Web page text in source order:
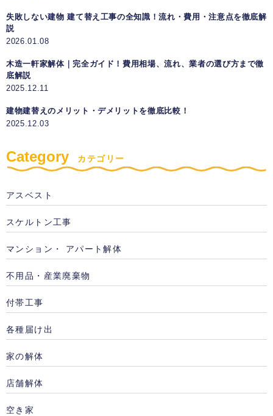
失敗しない建物 建て替え工事の全知識！流れ・費用・注意点を徹底解
説
2026.01.08
木造一軒家解体｜完全ガイド！費用相場、流れ、業者の選び方まで徹
底解説
2025.12.11
建物建替えのメリット・デメリットを徹底比較！
2025.12.03
Category カテゴリー
アスベスト
スケルトン工事
マンション・ アパート解体
不用品・産業廃棄物
付帯工事
各種届け出
家の解体
店舗解体
空き家